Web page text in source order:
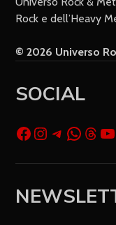
Rock e dell’Heavy
© 2026 Universo
SOCIAL